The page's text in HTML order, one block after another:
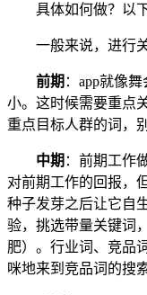
具体如何做？以
一般来说，进行
前期 ：app就像
小。这时候需要重点
重点目标人群的词，
中期 ：前期工作
对前期工作的回报，
种子发芽之后让它自
验，挑选带量关键词
肥）。行业词、竞品
咪地来到竞品词的搜